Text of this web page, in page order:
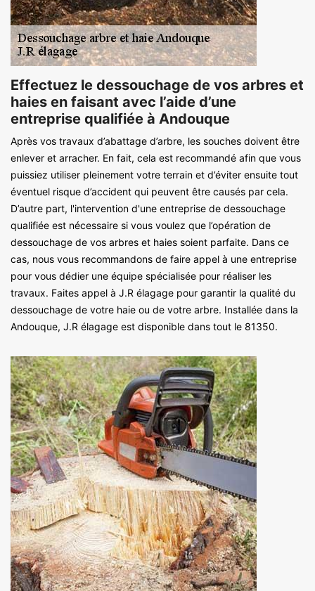
Effectuez le dessouchage de vos arbres et
haies en faisant avec l’aide d’une
entreprise qualifiée à Andouque
Après vos travaux d’abattage d’arbre, les souches doivent être
enlever et arracher. En fait, cela est recommandé afin que vous
puissiez utiliser pleinement votre terrain et d’éviter ensuite tout
éventuel risque d’accident qui peuvent être causés par cela.
D’autre part, l'intervention d'une entreprise de dessouchage
qualifiée est nécessaire si vous voulez que l’opération de
dessouchage de vos arbres et haies soient parfaite. Dans ce
cas, nous vous recommandons de faire appel à une entreprise
pour vous dédier une équipe spécialisée pour réaliser les
travaux. Faites appel à J.R élagage pour garantir la qualité du
dessouchage de votre haie ou de votre arbre. Installée dans la
Andouque, J.R élagage est disponible dans tout le 81350.